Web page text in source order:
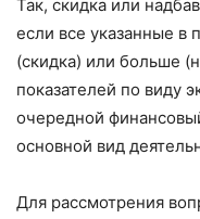
Так, скидка или
если все указанные в
(скидка) или больше
показателей по виду
очередной
основной вид
Для рассмотрения